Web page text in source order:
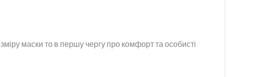
маски то в першу чергу про комфорт та особисті